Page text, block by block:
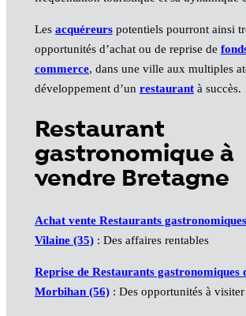
Les acquéreurspotentiels pourront ainsi
opportunités d’achat ou de reprise de
commerce, dans une ville aux multiples
développement d’un restaurantà succès.
Restaurant
gastronomique à
vendre Bretagne
Achat vente Restaurants
Vilaine (35): Des affaires rentables
Reprise de Restaurants gastronomiques
Morbihan (56): Des opportunités à visiter